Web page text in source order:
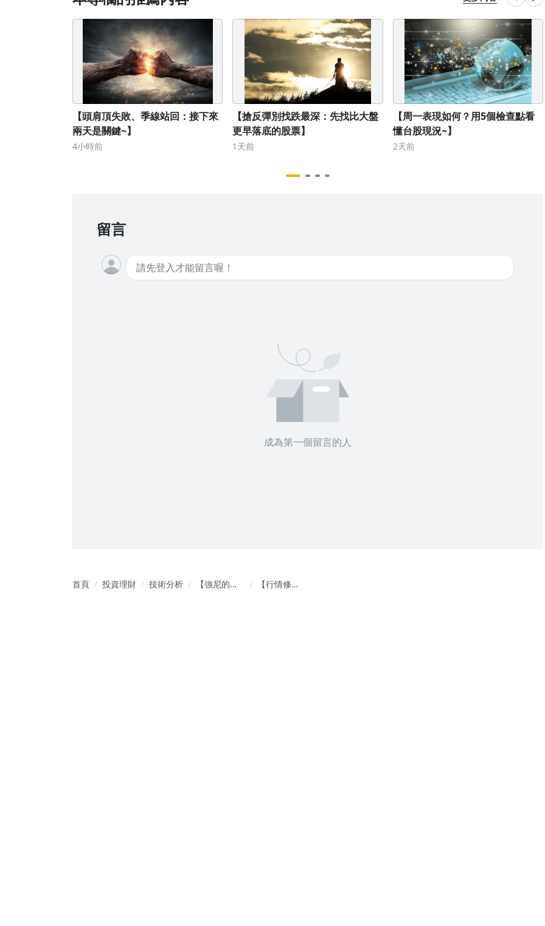
【頭肩頂失敗、季線站回：接下來
兩天是關鍵~】
4小時前
【搶反彈別找跌最深：先找比大盤
更早落底的股票】
1天前
【周一表現如何？用5個檢查點看
懂台股現況~】
2天前
留言
成為第一個留言的人
首頁 投資理財 技術分析
【強尼的股
【行情修正